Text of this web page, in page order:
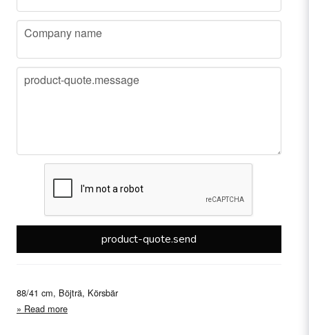
company
Company name
message
product-quote.message
product-quote.send
88/41 cm, Böjträ, Körsbär
Read more